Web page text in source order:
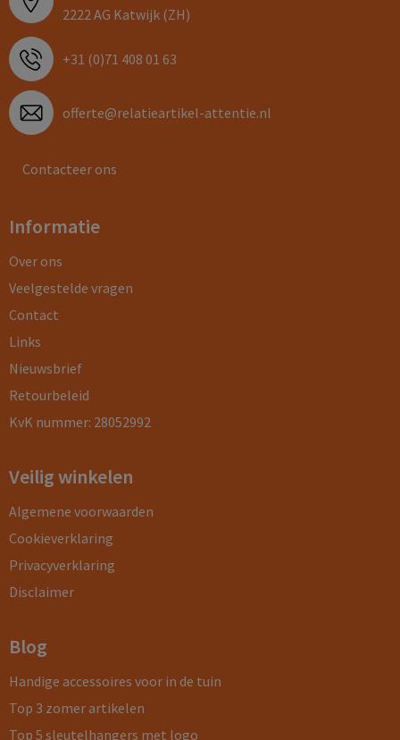
2222 AG Katwijk (ZH)
+31 (0)71 408 01 63
offerte@relatieartikel-attentie.nl
Contacteer ons
Informatie
Over ons
Veelgestelde vragen
Contact
Links
Nieuwsbrief
Retourbeleid
KvK nummer: 28052992
Veilig winkelen
Algemene voorwaarden
Cookieverklaring
Privacyverklaring
Disclaimer
Blog
Handige accessoires voor in de tuin
Top 3 zomer artikelen
Top 5 sleutelhangers met logo